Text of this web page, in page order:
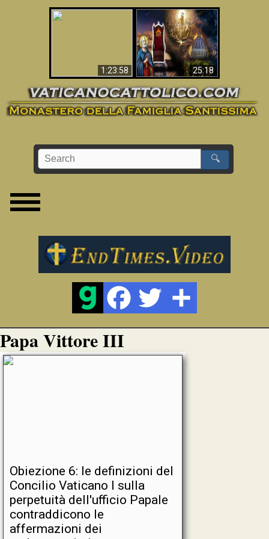
1:23:58 25:18
La Bibbia ha previsto
70 anni senza Papa?
🔍
Papa Vittore III
Obiezione 6: le definizioni del
Concilio Vaticano I sulla
perpetuità dell'ufficio Papale
contraddicono le
affermazioni dei